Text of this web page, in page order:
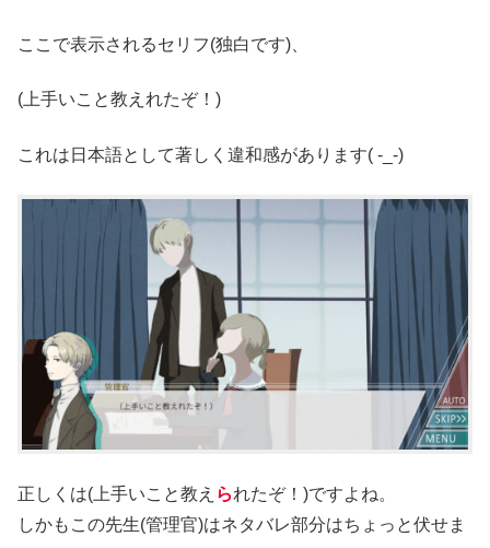
ここで表示されるセリフ(独白です)、
(上手いこと教えれたぞ！)
これは日本語として著しく違和感があります( -_-)
正しくは(上手いこと教え られたぞ！)ですよね。
しかもこの先生(管理官)はネタバレ部分はちょっと伏せま